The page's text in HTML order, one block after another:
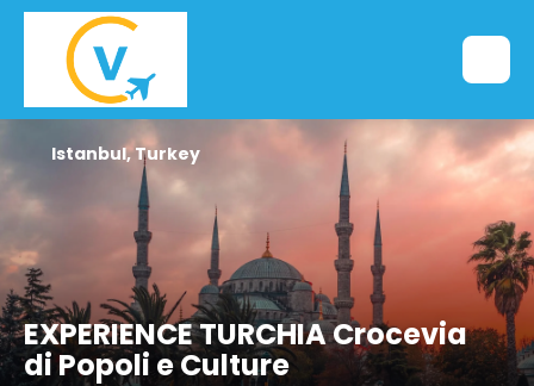
EXPERIENCE TURCHIA Crocevia
di Popoli e Culture
Istanbul, Turkey